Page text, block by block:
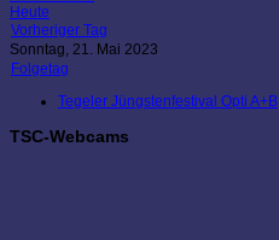
Heute
Vorheriger Tag
Sonntag, 21. Mai 2023
Folgetag
Tegeler Jüngstenfestival Opti A+B
TSC-Webcams